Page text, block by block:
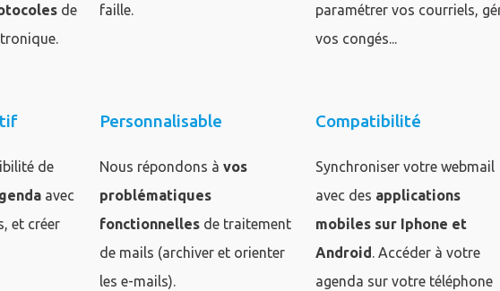
de
faille.
paramétrer vos courriels,
vos congés...
de
avec
et créer
Personnalisable
Nous répondons à vos
problématiques
fonctionnelles de traitement
de mails (archiver et orienter
les e-mails).
Compatibilité
Synchroniser votre webmail
avec des applications
mobiles sur Iphone et
Android. Accéder à votre
agenda sur votre téléphone